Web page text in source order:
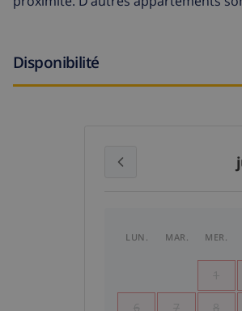
Disponibilité
LUN. MAR. MER.
1
6 7 8